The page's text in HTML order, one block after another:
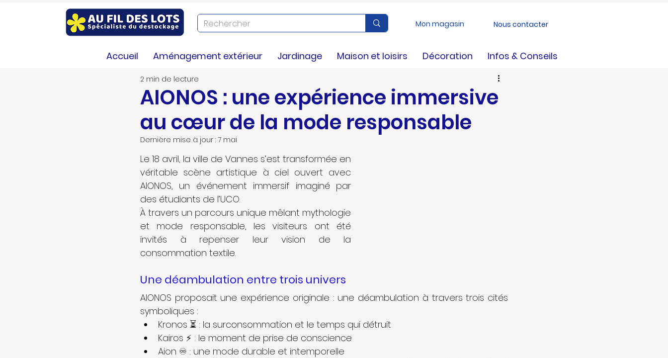
Mon magasin Nous contacter
Accueil Aménagement extérieur Jardinage Maison et loisirs Décoration Infos & Conseils
AIONOS : une expérience immersive
au cœur de la mode responsable
2 min de lecture
Dernière mise à jour : 7 mai
Le 18 avril, la ville de Vannes s’est transformée en
véritable scène artistique à ciel ouvert avec
AIONOS, un événement immersif imaginé par
des étudiants de l’UCO.
À travers un parcours unique mêlant mythologie
et mode responsable, les visiteurs ont été
invités à repenser leur vision de la
consommation textile.
Une déambulation entre trois univers
AIONOS proposait une expérience originale : une déambulation à travers trois cités
symboliques :
Kronos ⏳ : la surconsommation et le temps qui détruit
Kairos ⚡ : le moment de prise de conscience
Aion ♾️ : une mode durable et intemporelle